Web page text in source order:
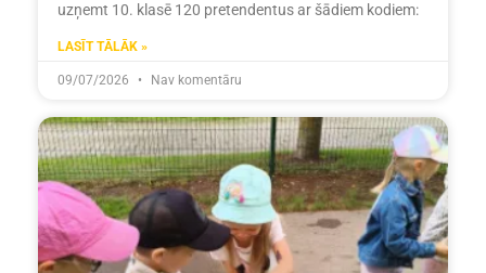
uzņemt 10. klasē 120 pretendentus ar šādiem kodiem:
LASĪT TĀLĀK »
09/07/2026 Nav komentāru